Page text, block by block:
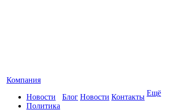
Компания
Новости
Политика
Блог Новости Контакты Ещё